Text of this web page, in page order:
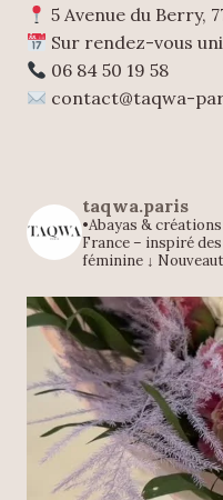
5 Avenue du Berry,
Sur rendez-vous
06 84 50 19 58
contact@taqwa-
taqwa.paris
•Abayas &
France – inspiré
féminine ↓